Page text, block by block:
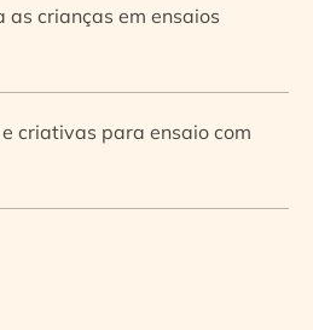
as crianças em ensaios
criativas para ensaio com